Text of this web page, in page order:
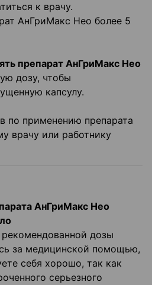
к врачу.
АнГриМакс Нео более 5
препарат АнГриМакс Нео
дозу, чтобы
капсулу.
по применению препарата
врачу или работнику
АнГриМакс Нео
дозы
за медицинской помощью,
себя хорошо, так как
серьезного